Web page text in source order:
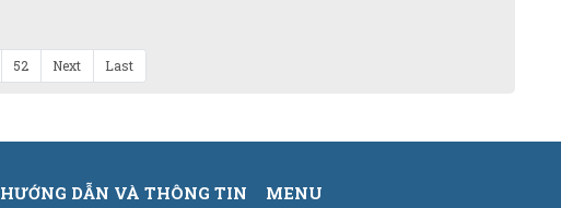
52 Next Last
HƯỚNG DẪN VÀ THÔNG TIN
MENU